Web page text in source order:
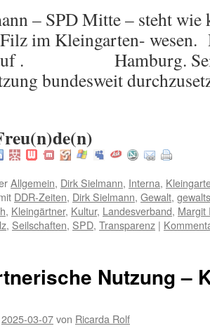
– SPD Mitte – steht wie
im Kleingarten- wesen.
auf . Hamburg. Sein
bundesweit
Allgemein, Dirk Sielmann, Interna,
DDR-Zeiten, Dirk Sielmann, Gewalt,
, Kleingärtner, Kultur, Landesverband, Margit
, Seilschaften, SPD, Transparenz |
Nutzung –
2025-03-07von Ricarda Rolf